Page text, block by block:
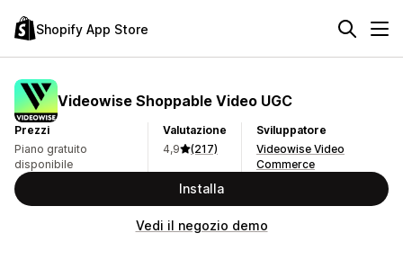
Shopify App Store
Videowise Shoppable Video UGC
Prezzi
Piano gratuito
disponibile
Valutazione
4,9
(217)
Sviluppatore
Videowise Video
Commerce
Installa
Vedi il negozio demo